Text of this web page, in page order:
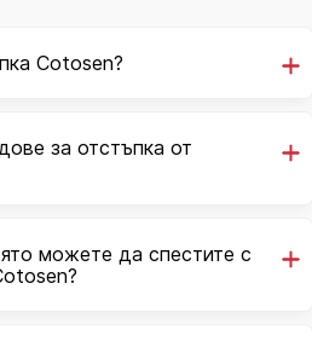
Cotosen?
за отстъпка от
можете да спестите с